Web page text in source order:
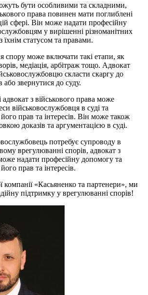
бути особливими та складними,
права повинен мати поглиблені
сфері. Він може надати професійну
у вирішенні різноманітних
їхнім статусом та правами.
спору може включати такі етапи, як
медіація, арбітраж тощо. Адвокат
скласти скаргу до
або звернутися до суду.
з військового права може
військовослужбовця в суді та
прав та інтересів. Він може також
доказів та аргументацією в суді.
потребує супроводу в
врегулюванні спорів, адвокат з
надати професійну допомогу та
прав та інтересів.
компанії «Касьяненко та партенери», ми
підтримку у врегулюванні спорів!